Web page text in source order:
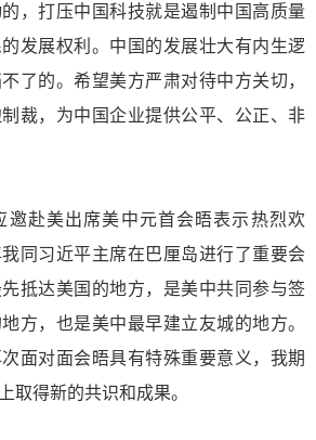
，打压中国科技就是遏制中国高质量
发展权利。中国的发展壮大有内生逻
了的。希望美方严肃对待中方关切，
裁，为中国企业提供公平、公正、非
赴美出席美中元首会晤表示热烈欢
同习近平主席在巴厘岛进行了重要会
抵达美国的地方，是美中共同参与签
方，也是美中最早建立友城的地方。
面对面会晤具有特殊重要意义，我期
取得新的共识和成果。